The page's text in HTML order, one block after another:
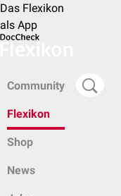
Das Flexikon
als App
Community
Flexikon
Shop
News